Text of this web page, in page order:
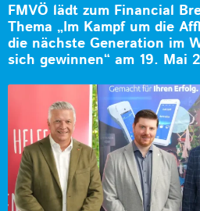
FMVÖ lädt zum Financial
Thema „Im Kampf um die
die nächste Generation im
sich gewinnen“ am 19. Mai